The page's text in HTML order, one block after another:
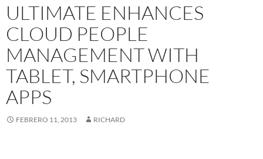
ULTIMATE ENHANCES
CLOUD PEOPLE
MANAGEMENT WITH
TABLET, SMARTPHONE
APPS
FEBRERO 11, 2013 RICHARD